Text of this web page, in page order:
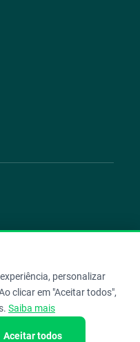
personalizar
clicar em "Aceitar todos",
Saiba mais
Aceitar todos